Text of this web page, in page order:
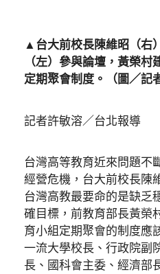
▲台大前校長陳維昭（右
（左）參與論壇，黃榮
定期聚會制度。（圖／記
記者許敏溶／台北報導
台灣高等教育近來問題不
經營危機，台大前校長陳
台灣高教最要命的是缺乏
確目標，前教育部長黃榮
育小組定期聚會的制度應
一流大學校長、行政院副
長、國科會主委、經濟部